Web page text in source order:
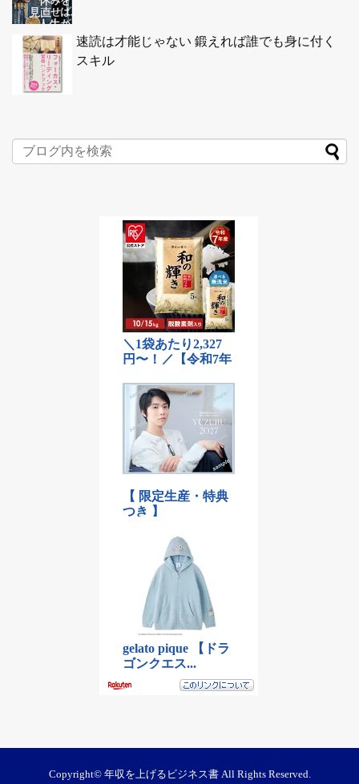
速読は才能じゃない 鍛えれば誰でも身に付く
スキル
Copyright© 年収を上げるビジネス書All Rights Reserved.